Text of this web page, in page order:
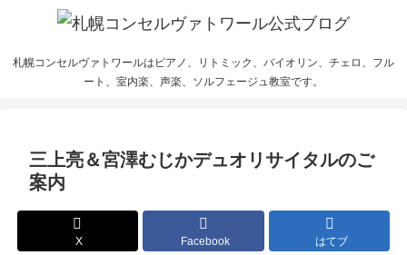
札幌コンセルヴァトワールはピアノ、リトミック、バイオリン、チェロ、フル
ート、室内楽、声楽、ソルフェージュ教室です。
三上亮＆宮澤むじかデュオリサイタルのご
案内
X Facebook はてブ